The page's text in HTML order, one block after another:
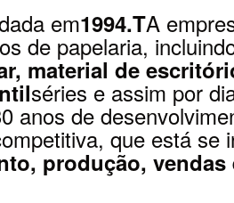
em1994.TA
de papelaria,
material de
séries e assim por
anos de
que está se
produção,